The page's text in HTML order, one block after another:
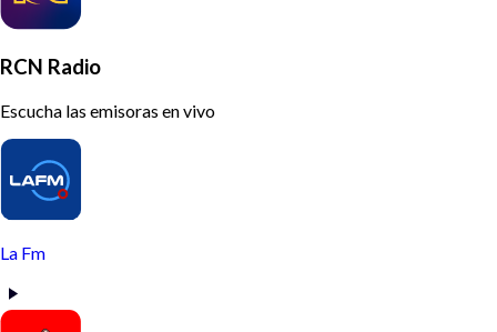
RCN Radio
Escucha las emisoras en vivo
La Fm